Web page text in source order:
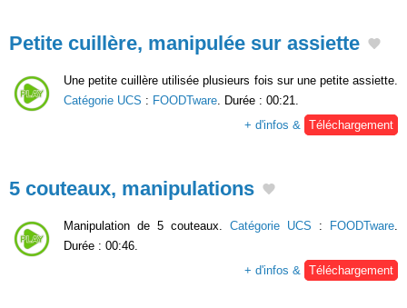
Petite cuillère, manipulée sur assiette
Une petite cuillère utilisée plusieurs fois sur une petite assiette.
Catégorie UCS : FOODTware . Durée : 00:21.
+ d'infos &
Téléchargement
5 couteaux, manipulations
Manipulation de 5 couteaux. Catégorie UCS : FOODTware
Durée : 00:46.
+ d'infos &
Téléchargement